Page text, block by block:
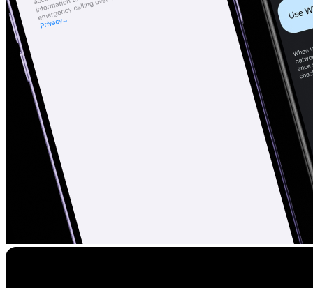
Biznesam
Mājai